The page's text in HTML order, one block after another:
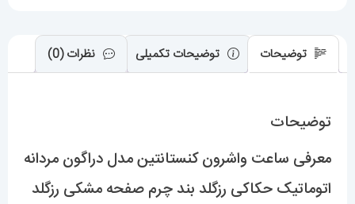
رزگلد
Vacheron
dragon
01613
توضیحات توضیحات تکمیلی نظرات (0)
توضیحات
معرفی ساعت واشرون کنستانتین مدل دراگون مردانه
اتوماتیک حکاکی رزگلد بند چرم صفحه مشکی رزگلد